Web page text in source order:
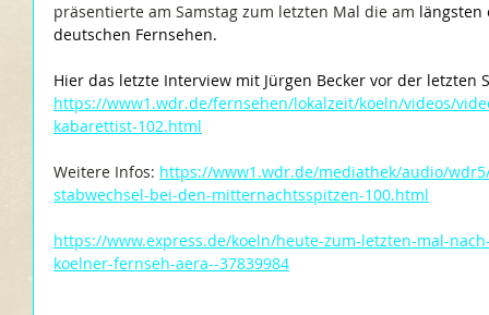
präsentierte am Samstag zum letzten Mal die am längsten
deutschen Fernsehen.
Hier das letzte Interview mit Jürgen Becker vor der letzten
https://www1.wdr.de/fernsehen/lokalzeit/koeln/videos/
kabarettist-102.html
Weitere Infos: https://www1.wdr.de/mediathek/audio/
stabwechsel-bei-den-mitternachtsspitzen-100.html
https://www.express.de/koeln/heute-zum-letzten-mal-
koelner-fernseh-aera--37839984